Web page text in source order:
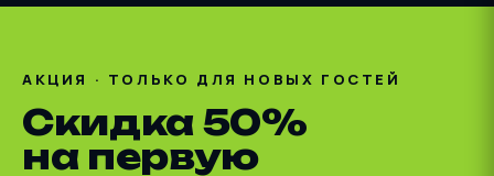
АКЦИЯ · ТОЛЬКО ДЛЯ НОВЫХ ГОСТЕЙ
Скидка 50%
на первую